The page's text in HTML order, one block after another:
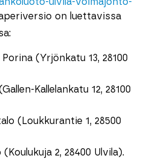
on luettavissa
(Yrjönkatu 13, 28100
Kallelankatu 12, 28100
(Loukkurantie 1, 28500
2, 28400 Ulvila).